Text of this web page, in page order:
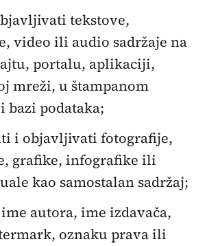
tekstove,
video ili audio sadržaje na
portalu, aplikaciji,
mreži, u štampanom
bazi podataka;
i objavljivati fotografije,
grafike, infografike ili
kao samostalan sadržaj;
autora, ime izdavača,
oznaku prava ili